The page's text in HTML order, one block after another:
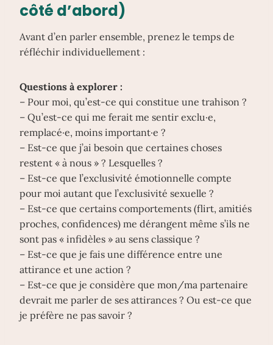
côté d’abord)
Avant d’en parler ensemble, prenez le temps de
réfléchir individuellement :
Questions à explorer :
– Pour moi, qu’est-ce qui constitue une trahison ?
– Qu’est-ce qui me ferait me sentir exclu·e,
remplacé·e, moins important·e ?
– Est-ce que j’ai besoin que certaines choses
restent « à nous » ? Lesquelles ?
– Est-ce que l’exclusivité émotionnelle compte
pour moi autant que l’exclusivité sexuelle ?
– Est-ce que certains comportements (flirt, amitiés
proches, confidences) me dérangent même s’ils ne
sont pas « infidèles » au sens classique ?
– Est-ce que je fais une différence entre une
attirance et une action ?
– Est-ce que je considère que mon/ma partenaire
devrait me parler de ses attirances ? Ou est-ce que
je préfère ne pas savoir ?